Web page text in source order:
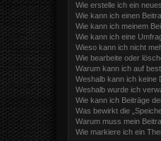
Wie erstelle ich ein
Wie kann ich einen
Wie kann ich meinem
Wie kann ich eine
Wieso kann ich nicht
Wie bearbeite oder
Warum kann ich auf
Weshalb kann ich keine
Weshalb wurde ich
Wie kann ich Beiträge
Was bewirkt die
Warum muss mein
Wie markiere ich ein